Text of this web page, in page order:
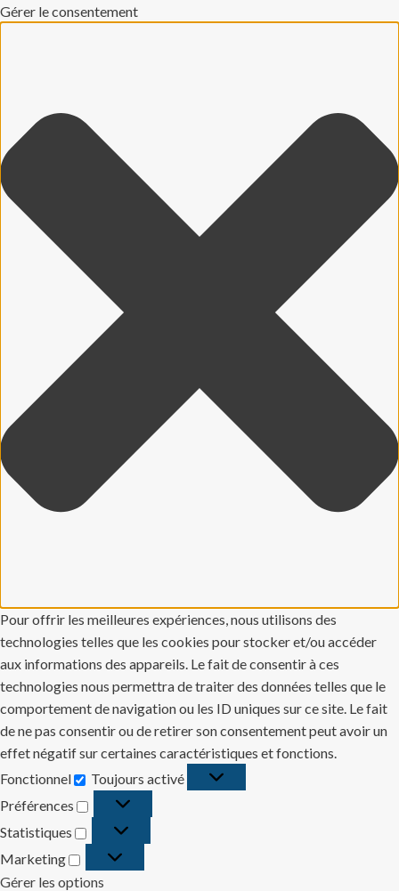
Gérer le consentement
Pour offrir les meilleures expériences, nous utilisons des
technologies telles que les cookies pour stocker et/ou accéder
aux informations des appareils. Le fait de consentir à ces
technologies nous permettra de traiter des données telles que le
comportement de navigation ou les ID uniques sur ce site. Le fait
de ne pas consentir ou de retirer son consentement peut avoir un
effet négatif sur certaines caractéristiques et fonctions.
Fonctionnel
Fonctionnel
Toujours activé
Préférences
Préférences
Statistiques
Statistiques
Marketing
Marketing
Gérer les options